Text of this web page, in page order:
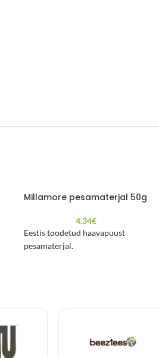
Millamore pesamaterjal 50g
4.34€
Eestis toodetud haavapuust
pesamaterjal.